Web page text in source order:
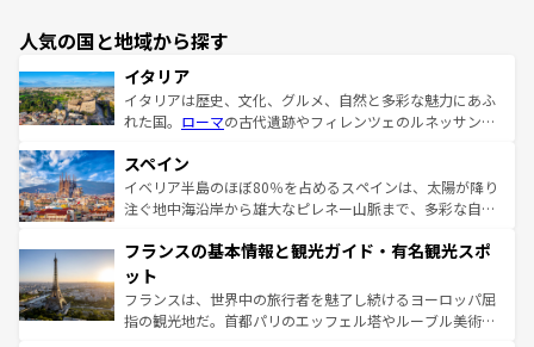
人気の国と地域から探す
イタリア
イタリアは歴史、文化、グルメ、自然と多彩な魅力にあふ
れた国。 ローマの古代遺跡やフィレンツェのルネッサンス
ろん、トスカーナの美しい田園風景やアマルフィ海岸の絶
景など、自然景観も見逃せない。観光の合間には、本場の
ピザやパスタなど、絶品のイタリア料理を堪能することも
ませてくれるイタリアで、忘れられない旅をしてみよう！
なお、新着のイタリア情報は
しい。
スペイン
イベリア半島のほぼ80％を占めるスペインは、太陽が降り
注ぐ地中海沿岸から雄大なピレネー山脈まで、多彩な自然
文化が根付くこの国では、情熱的なフラメンコ、熱気あふ
れる闘牛、そして美味しいタパスが生活の一部となってい
る。首都マドリードの洗練された雰囲気や、バルセロナの
アートに溢れた街角から、地方では古代ローマ遺跡や中世
フランスの基本情報と観光ガイド・有名観光スポ
ット
フランスは、世界中の旅行者を魅了し続けるヨーロッパ屈
指の観光地だ。首都パリのエッフェル塔やルーブル美術館